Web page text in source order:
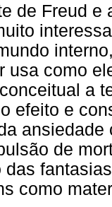
de Freud e
usa como
a
efeito e
de
das
como